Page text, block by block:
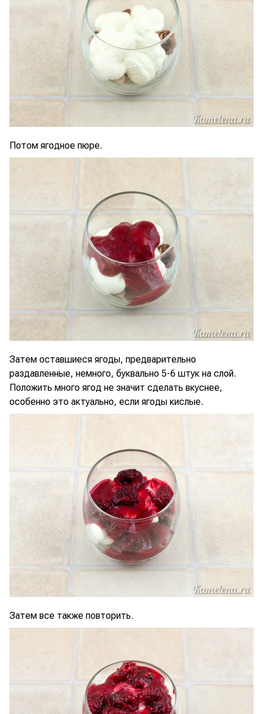
Потом ягодное пюре.
Затем оставшиеся ягоды, предварительно
раздавленные, немного, буквально 5-6 штук на слой.
Положить много ягод не значит сделать вкуснее,
особенно это актуально, если ягоды кислые.
Затем все также повторить.